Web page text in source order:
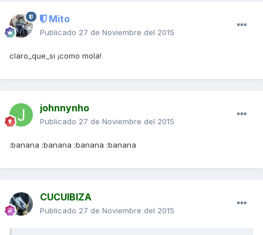
Mito
Publicado 27 de Noviembre del 2015
claro_que_si ¡como mola!
johnnynho
Publicado 27 de Noviembre del 2015
:banana :banana :banana :banana
CUCUIBIZA
Publicado 27 de Noviembre del 2015